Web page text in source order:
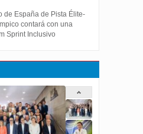
de España de Pista Élite-
contará con una
Sprint Inclusivo